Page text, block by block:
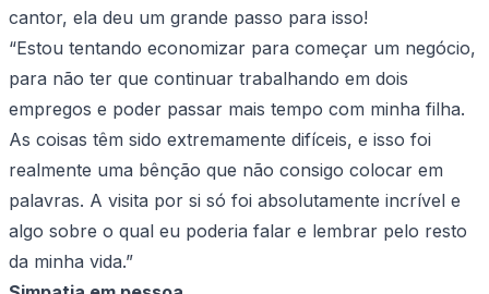
cantor, ela deu um grande passo para isso!
“Estou tentando economizar para começar um negócio,
para não ter que continuar trabalhando em dois
empregos e poder passar mais tempo com minha filha.
As coisas têm sido extremamente difíceis, e isso foi
realmente uma bênção que não consigo colocar em
palavras. A visita por si só foi absolutamente incrível e
algo sobre o qual eu poderia falar e lembrar pelo resto
da minha vida.”